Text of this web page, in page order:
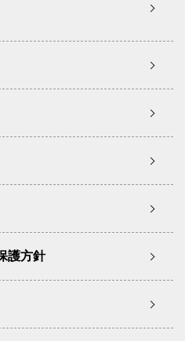
護方針